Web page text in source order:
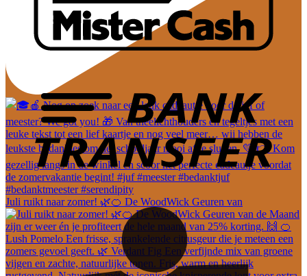
Juli ruikt naar zomer! 🌿🍊 De WoodWick Geuren van